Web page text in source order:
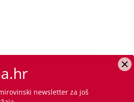
branitelja: Dijele se u
newsletter za još